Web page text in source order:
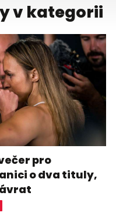
v kategorii
pro
o dva tituly,